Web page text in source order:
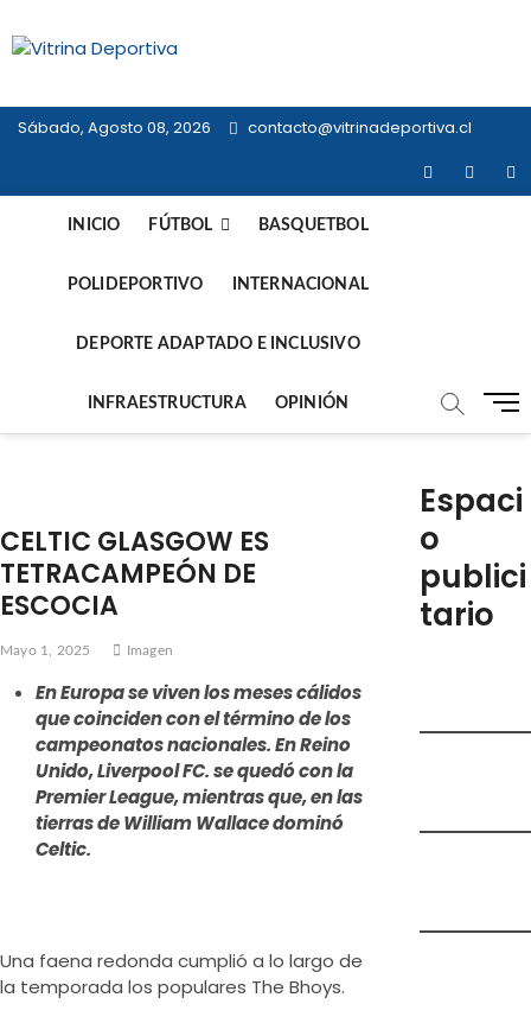
al
Deportiva
Sábado, Agosto 08, 2026 contacto@vitrinadeportiva.cl
facebooktwitter
INICIO FÚTBOL BASQUETBOL
POLIDEPORTIVO INTERNACIONAL
DEPORTE ADAPTADO E INCLUSIVO
INFRAESTRUCTURA OPINIÓN
B
n
e
m
e
CELTIC GLASGOW ES
TETRACAMPEÓN DE
ESCOCIA
Mayo 1, 2025 Imagen
En Europa se viven los meses cálidos
que coinciden con el término de los
campeonatos nacionales. En Reino
Unido, Liverpool FC. se quedó con la
Premier League, mientras que, en las
tierras de William Wallace dominó
Celtic.
Una faena redonda cumplió a lo largo de
la temporada los populares The Bhoys.
Espaci
o
publici
tario